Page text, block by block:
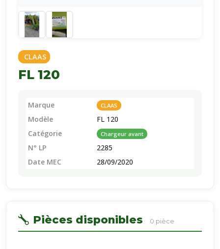
CLAAS
FL 120
Marque CLAAS
Modèle
FL 120
Catégorie
Chargeur avant
N° LP
2285
Date MEC
28/09/2020
Pièces disponibles 0 pièce